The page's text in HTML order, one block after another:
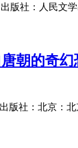
版社：人民文
朝的奇
版社：北京：